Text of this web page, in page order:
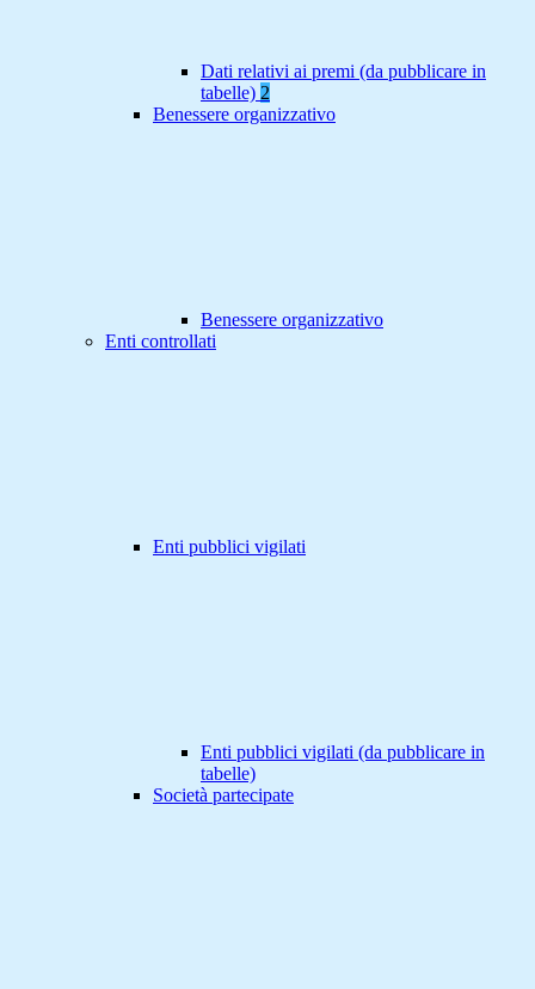
Dati relativi ai premi (da pubblicare in
tabelle) 2
Benessere organizzativo
Benessere organizzativo
Enti controllati
Enti pubblici vigilati
Enti pubblici vigilati (da pubblicare in
tabelle)
Società partecipate